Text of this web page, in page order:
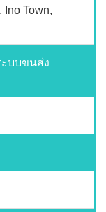
Ino Town,
ะบบขนส่ง